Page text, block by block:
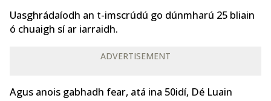
Uasghrádaíodh an t-imscrúdú go dúnmharú 25 bliain
ó chuaigh sí ar iarraidh.
ADVERTISEMENT
Agus anois gabhadh fear, atá ina 50idí, Dé Luain